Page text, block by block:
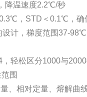
降温速度2.2℃/秒
，STD＜0.1℃，确
计，梯度范围37-
轻松区分1000与
围
、相对定量、熔解曲